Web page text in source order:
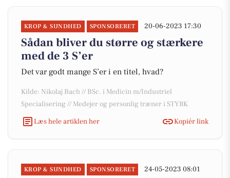
KROP & SUNDHED SPONSORERET 20-06-2023 17:30
Sådan bliver du større og stærkere
med de 3 S’er
Det var godt mange S’er i en titel, hvad?
Kilde: Nikolaj Bach // BSc. i Medicin m/Industriel
Specialisering // Medejer og personlig træner i STYRK
Læs hele artiklen her
Kopiér link
KROP & SUNDHED SPONSORERET 24-05-2023 08:01